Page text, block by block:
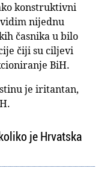
konstruktivni
nijednu
časnika u bilo
čiji su ciljevi
BiH.
je iritantan,
je Hrvatska